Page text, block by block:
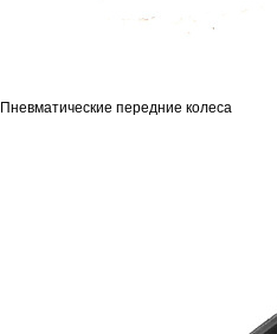
Пневматические передние колеса